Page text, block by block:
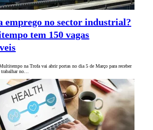
emprego no sector industrial?
tem 150 vagas
na Trofa vai abrir portas no dia 5 de Março para receber
trabalhar no…